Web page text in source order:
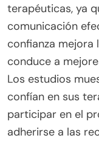
terapéuticas, ya
comunicación
confianza mejora
conduce a
Los estudios
confían en sus
participar en el
adherirse a las